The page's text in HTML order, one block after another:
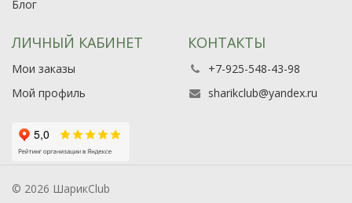
Блог
ЛИЧНЫЙ КАБИНЕТ
Мои заказы
Мой профиль
КОНТАКТЫ
+7-925-548-43-98
sharikclub@yandex.ru
© 2026 ШарикClub